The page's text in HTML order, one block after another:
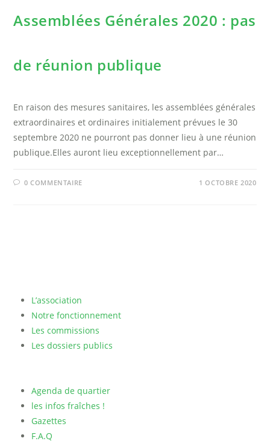
Assemblées Générales 2020 : pas
de réunion publique
En raison des mesures sanitaires, les assemblées générales
extraordinaires et ordinaires initialement prévues le 30
septembre 2020 ne pourront pas donner lieu à une réunion
publique.Elles auront lieu exceptionnellement par…
0 COMMENTAIRE 1 OCTOBRE 2020
L’association
Notre fonctionnement
Les commissions
Les dossiers publics
Agenda de quartier
les infos fraîches !
Gazettes
F.A.Q